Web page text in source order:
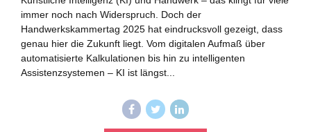
immer noch nach Widerspruch. Doch der
Handwerkskammertag 2025 hat eindrucksvoll gezeigt, dass
genau hier die Zukunft liegt. Vom digitalen Aufmaß über
automatisierte Kalkulationen bis hin zu intelligenten
Assistenzsystemen – KI ist längst...